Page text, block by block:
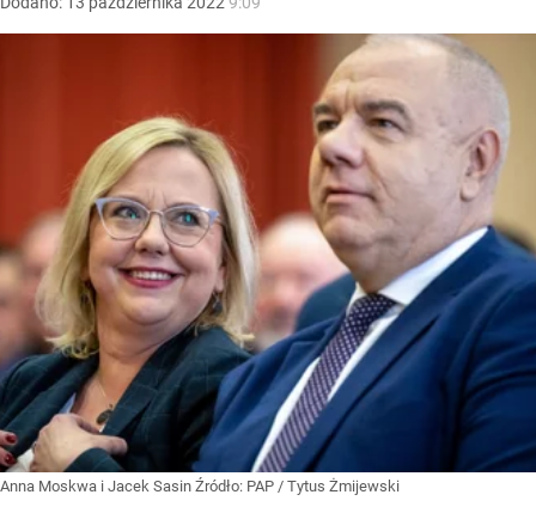
Anna Moskwa i Jacek Sasin Źródło: PAP / Tytus Żmijewski